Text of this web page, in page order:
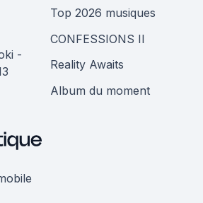
-
Top 2026 musiques
CONFESSIONS II
Reality Awaits
Album du moment